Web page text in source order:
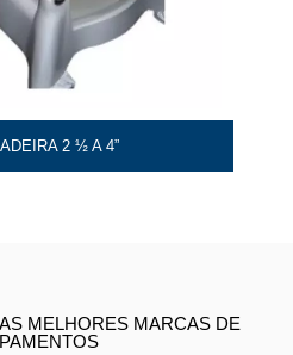
2 ½ A 4”
MELHORES MARCAS DE